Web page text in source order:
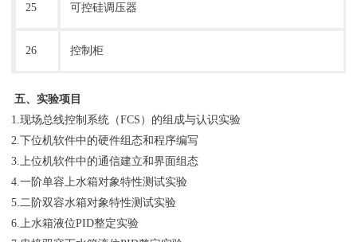
25 可控硅调压器
26 控制柜
五、实验项目
1.现场总线控制系统（FCS）的组成与认识实验
2.下位机软件中的硬件组态和程序编写
3.上位机软件中的通信建立和界面组态
4.一阶单容上水箱对象特性测试实验
5.二阶双容水箱对象特性测试实验
6.上水箱液位PID整定实验